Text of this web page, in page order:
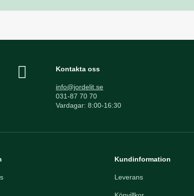
Kontakta oss
info@jordelit.se
031-87 70 70
Vardagar: 8:00-16:30
Kundinformation
Leverans